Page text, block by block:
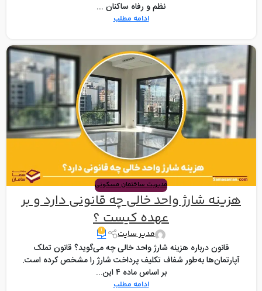
نظم و رفاه ساکنان ...
ادامه مطلب
مدیریت ساختمان مسکونی
هزینه شارژ واحد خالی چه قانونی دارد و بر
عهده کیست ؟
مدیر سایت ۱
قانون درباره هزینه شارژ واحد خالی چه می‌گوید؟ قانون تملک
آپارتمان‌ها به‌طور شفاف تکلیف پرداخت شارژ را مشخص کرده است.
بر اساس ماده ۴ این...
ادامه مطلب